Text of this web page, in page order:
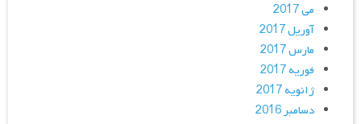
می 2017
آوریل 2017
مارس 2017
فوریه 2017
ژانویه 2017
دسامبر 2016